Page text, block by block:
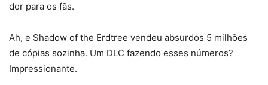
dor para os fãs.
Ah, e Shadow of the Erdtree vendeu absurdos 5 milhões
de cópias sozinha. Um DLC fazendo esses números?
Impressionante.